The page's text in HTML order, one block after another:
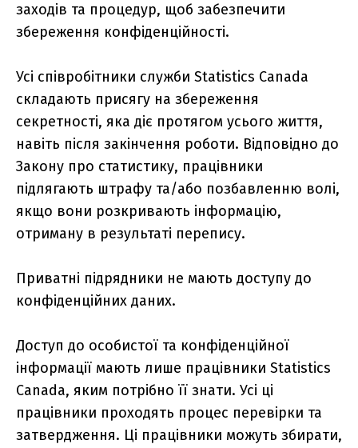
заходів та процедур, щоб забезпечити
збереження конфіденційності.
Усі співробітники служби Statistics Canada
складають присягу на збереження
секретності, яка діє протягом усього життя,
навіть після закінчення роботи. Відповідно до
Закону про статистику, працівники
підлягають штрафу та/або позбавленню волі,
якщо вони розкривають інформацію,
отриману в результаті перепису.
Приватні підрядники не мають доступу до
конфіденційних даних.
Доступ до особистої та конфіденційної
інформації мають лише працівники Statistics
Canada, яким потрібно її знати. Усі ці
працівники проходять процес перевірки та
затвердження. Ці працівники можуть збирати,